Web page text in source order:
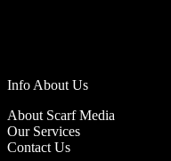
Info About Us
About Scarf Media
Our Services
Contact Us